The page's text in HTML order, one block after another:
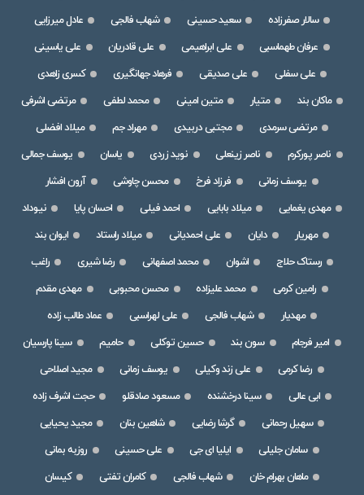
سالار صفرزاده
سعید حسینی شهاب فالجی
عادل میرزایی
عرفان طهماسبی
علی ابراهیمی علی قادریان
علی یاسینی
علی سفلی
علی صدیقی فرهاد جهانگیری
کسری زاهدی
ماکان بند
متیار متین امینی محمد لطفی
مرتضی اشرفی
مرتضی سرمدی
مجتبی دربیدی مهراد جم
میلاد افضلی
ناصر پورکرم
ناصر زینعلی نوید زردی یاسان
یوسف جمالی
یوسف زمانی
فرزاد فرخ محسن چاوشی
آرون افشار
مهدی یغمایی
میلاد بابایی احمد فیلی احسان پایا
نیوداد
مهریار
دایان علی احمدیانی میلاد راستاد
ایوان بند
رستاک حلاج
اشوان محمد اصفهانی رضا شیری
راغب
رامین کرمی
محمد علیزاده محسن محبوبی
مهدی مقدم
مهدیار
شهاب فالجی علی لهراسبی
عماد طالب زاده
امیر فرجام
سون بند حسین توکلی حامیم
سینا پارسیان
رضا کرمی
علی زند وکیلی یوسف زمانی
مجید اصلاحی
ابی عالی
سینا درخشنده مسعود صادقلو
حجت اشرف زاده
سهیل رحمانی
گرشا رضایی شاهین بنان
مجید یحیایی
سامان جلیلی
ایلیا ای جی علی حسینی
روزبه بمانی
ماهان بهرام خان
شهاب فالجی کامران تفتی کیسان